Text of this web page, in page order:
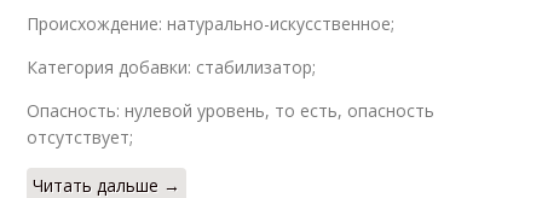
Происхождение: натурально-искусственное;
Категория добавки: стабилизатор;
Опасность: нулевой уровень, то есть, опасность
отсутствует;
Читать дальше →